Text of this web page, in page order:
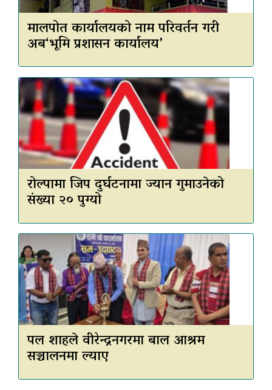
मालपोत कार्यालयको नाम परिवर्तन गरी
अब‘भूमि प्रशासन कार्यालय’
रोल्पामा जिप दुर्घटनामा ज्यान गुमाउनेको
संख्या २० पुग्यो
पल शाहले वीरेन्द्रनगरमा बाल आश्रम
सञ्चालनमा ल्याए